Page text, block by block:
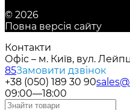
© 2026
Повна версія сайту
Контакти
Офіс – м. Київ, вул.
85Замовити дзвінок
+38 (050) 189 30 90
09:00—18:00